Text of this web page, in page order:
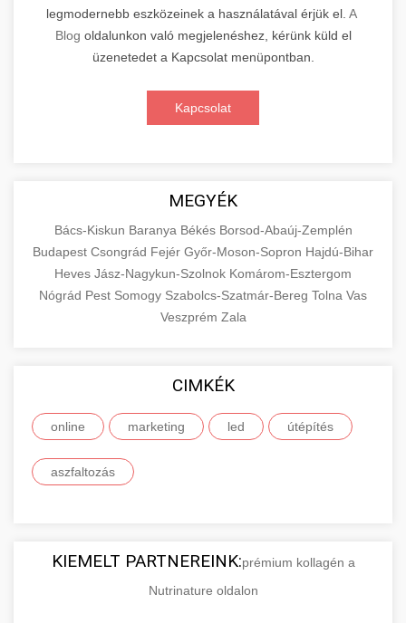
legmodernebb eszközeinek a használatával érjük el. A
Blog oldalunkon való megjelenéshez, kérünk küld el
üzenetedet a Kapcsolat menüpontban.
Kapcsolat
MEGYÉK
Bács-Kiskun Baranya Békés Borsod-Abaúj-Zemplén
Budapest Csongrád Fejér Győr-Moson-Sopron Hajdú-Bihar
Heves Jász-Nagykun-Szolnok Komárom-Esztergom
Nógrád Pest Somogy Szabolcs-Szatmár-Bereg Tolna Vas
Veszprém Zala
CIMKÉK
online marketing led útépítés
aszfaltozás
KIEMELT PARTNEREINK:prémium kollagén a
Nutrinature oldalon